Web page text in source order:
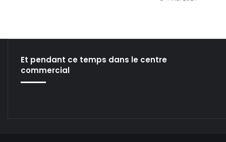
Et pendant ce temps dans le centre
commercial